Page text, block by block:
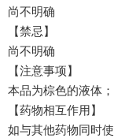
尚不明确
【禁忌】
尚不明确
【注意事项】
本品为棕色的液体
【药物相互作用】
如与其他药物同时